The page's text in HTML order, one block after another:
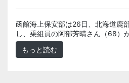
函館海上保安部は26日、北海道鹿
し、乗組員の阿部芳晴さん（68）
もっと読む